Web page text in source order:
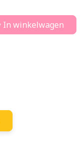
In winkelwagen